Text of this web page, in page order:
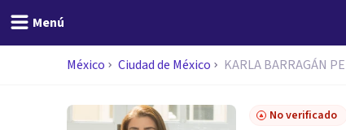
Menú
México Ciudad de México KARLA BARRAGÁN
No verificado